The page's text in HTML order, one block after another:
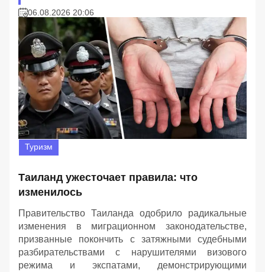
06.08.2026 20:06
Туризм
Таиланд ужесточает правила: что
изменилось
Правительство Таиланда одобрило радикальные
изменения в миграционном законодательстве,
призванные покончить с затяжными судебными
разбирательствами с нарушителями визового
режима и экспатами, демонстрирующими